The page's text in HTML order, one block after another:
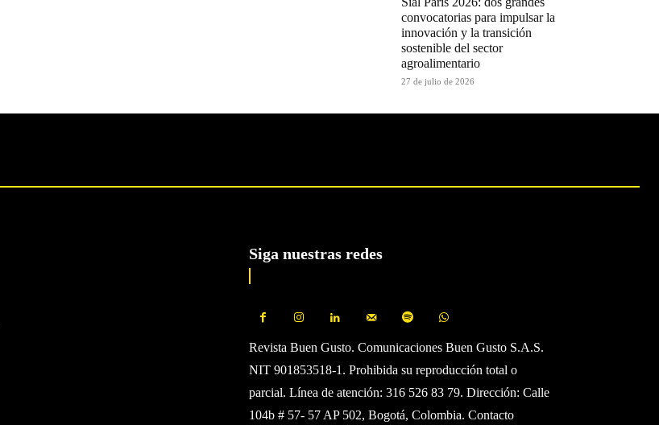
convocatorias para impulsar la
innovación y la transición
sostenible del sector
agroalimentario
27 de julio de 2026
Siga nuestras redes
Revista Buen Gusto. Comunicaciones Buen Gusto S.A.S.
NIT 901853518-1. Prohibida su reproducción total o
parcial. Línea de atención: 316 526 83 79. Dirección: Calle
104b # 57- 57 AP 502, Bogotá, Colombia. Contacto